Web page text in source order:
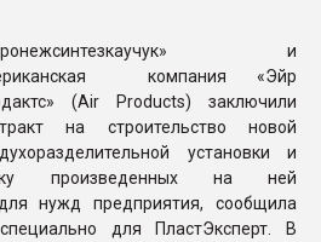
и
компания «Эйр
(Air Products) заключили
на строительство новой
установки и
произведенных на ней
нужд предприятия, сообщила
для ПластЭксперт. В